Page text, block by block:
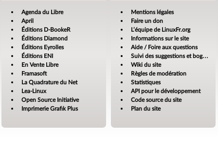
Agenda du Libre
April
Éditions D-BookeR
Éditions Diamond
Éditions Eyrolles
Éditions ENI
En Vente Libre
Framasoft
La Quadrature du Net
Lea-Linux
Open Source Initiative
Imprimerie Grafik Plus
Mentions légales
Faire un don
L’équipe de LinuxFr.org
Informations sur le site
Aide / Foire aux questions
Suivi des suggestions et bogues
Wiki du site
Règles de modération
Statistiques
API pour le développement
Code source du site
Plan du site